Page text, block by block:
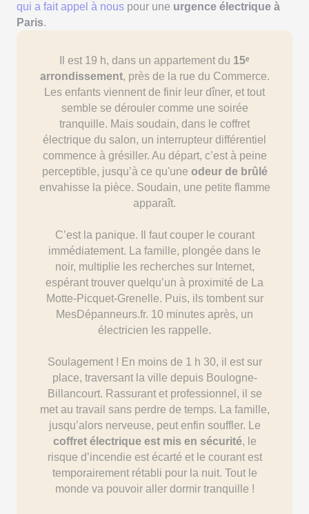
qui a fait appel à nous pour une urgence électrique à
Paris.
Il est 19 h, dans un appartement du 15ᵉ
arrondissement, près de la rue du Commerce.
Les enfants viennent de finir leur dîner, et tout
semble se dérouler comme une soirée
tranquille. Mais soudain, dans le coffret
électrique du salon, un interrupteur différentiel
commence à grésiller. Au départ, c’est à peine
perceptible, jusqu’à ce qu'une odeur de brûlé
envahisse la pièce. Soudain, une petite flamme
apparaît.
C’est la panique. Il faut couper le courant
immédiatement. La famille, plongée dans le
noir, multiplie les recherches sur Internet,
espérant trouver quelqu’un à proximité de La
Motte-Picquet-Grenelle. Puis, ils tombent sur
MesDépanneurs.fr. 10 minutes après, un
électricien les rappelle.
Soulagement ! En moins de 1 h 30, il est sur
place, traversant la ville depuis Boulogne-
Billancourt. Rassurant et professionnel, il se
met au travail sans perdre de temps. La famille,
jusqu’alors nerveuse, peut enfin souffler. Le
coffret électrique est mis en sécurité, le
risque d’incendie est écarté et le courant est
temporairement rétabli pour la nuit. Tout le
monde va pouvoir aller dormir tranquille !